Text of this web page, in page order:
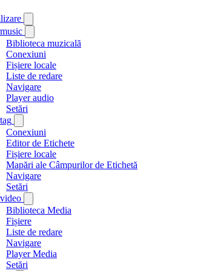
Biblioteca muzicală
Conexiuni
Fișiere locale
Liste de redare
Navigare
Player audio
Setări
Conexiuni
Editor de Etichete
Fișiere locale
Mapări ale Câmpurilor de Etichetă
Navigare
Setări
Biblioteca Media
Fișiere
Liste de redare
Navigare
Player Media
Setări